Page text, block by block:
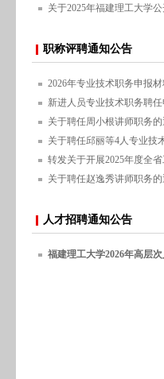
关于2025年福建理工大学
职称评聘通知公告
2026年专业技术职务申报
新进人员专业技术职务聘
关于聘任周小根讲师职务的
关于聘任邱丽等4人专业技
转发关于开展2025年度全
关于聘任赵逸秀讲师职务的
人才招聘通知公告
福建理工大学2026年高层